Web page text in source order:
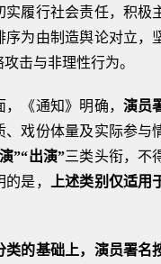
实履行社会责任，积极
序为由制造舆论对立，
击与非理性行为。
《通知》明确， 演员
、戏份体量及实际参与
”“出演”三类头衔，不
是， 上述类别仅适用
类的基础上，演员署名